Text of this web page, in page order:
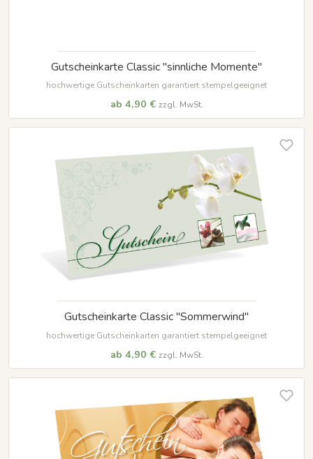
Gutscheinkarte Classic "sinnliche Momente"
hochwertige Gutscheinkarten garantiert stempelgeeignet
ab 4,90 € zzgl. MwSt.
Gutscheinkarte Classic "Sommerwind"
hochwertige Gutscheinkarten garantiert stempelgeeignet
ab 4,90 € zzgl. MwSt.